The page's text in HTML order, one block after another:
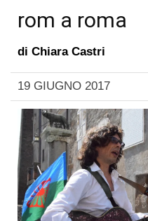
rom a roma
di Chiara Castri
19 GIUGNO 2017